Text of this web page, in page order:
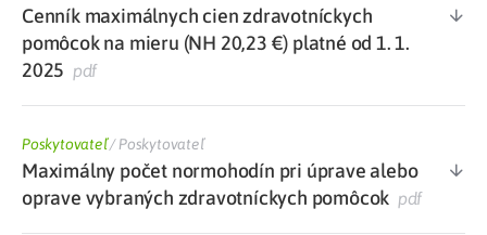
Cenník maximálnych cien zdravotníckych
pomôcok na mieru (NH 20,23 €) platné od 1. 1.
2025 pdf
Poskytovateľ/Poskytovateľ
Maximálny počet normohodín pri úprave alebo
oprave vybraných zdravotníckych pomôcok pdf